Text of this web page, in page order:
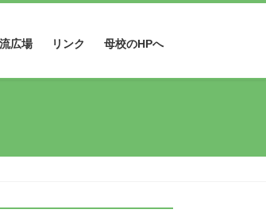
広場 リンク 母校のHPへ